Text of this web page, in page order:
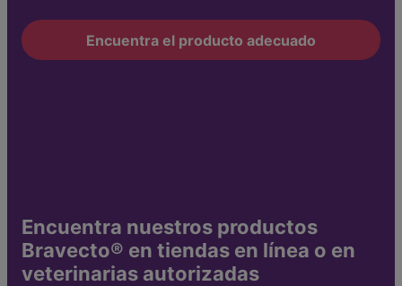
Encuentra el producto adecuado
Encuentra nuestros productos
Bravecto® en tiendas en línea o en
veterinarias autorizadas